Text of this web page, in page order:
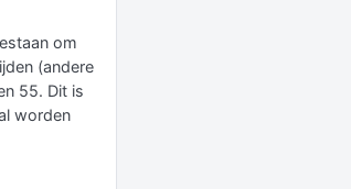
om
(andere
55. Dit is
worden